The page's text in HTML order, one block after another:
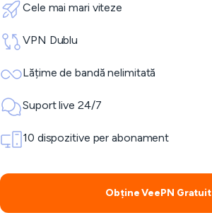
Cele mai mari viteze
VPN Dublu
Lățime de bandă nelimitată
Suport live 24/7
10 dispozitive per abonament
Obține VeePN Gratuit